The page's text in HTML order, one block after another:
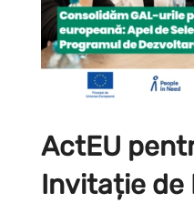
ActEU
Invitație de